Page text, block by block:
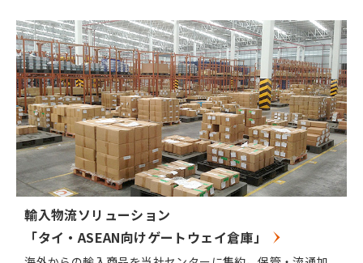
輸入物流ソリューション
「タイ・ASEAN向けゲートウェイ倉庫」